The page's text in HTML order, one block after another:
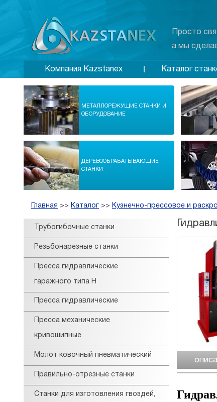
Просто
а мы
Компания Kazstanex Каталог
МЕТАЛЛОРЕЖУЩИЕ СТАНКИ И
ОБОРУДОВАНИЕ
ДЕРЕВООБРАБАТЫВАЮЩИЕ
СТАНКИ
Главная >> Каталог >> Кузнечно-прессовое и
Трубогибочные станки
Резьбонарезные станки
Пресса гидравлические
гаражного типа Н
Пресса гидравлические
Пресса механические
кривошипные
Молот ковочный пневматический
Правильно-отрезные станки
Станки для изготовления гвоздей,